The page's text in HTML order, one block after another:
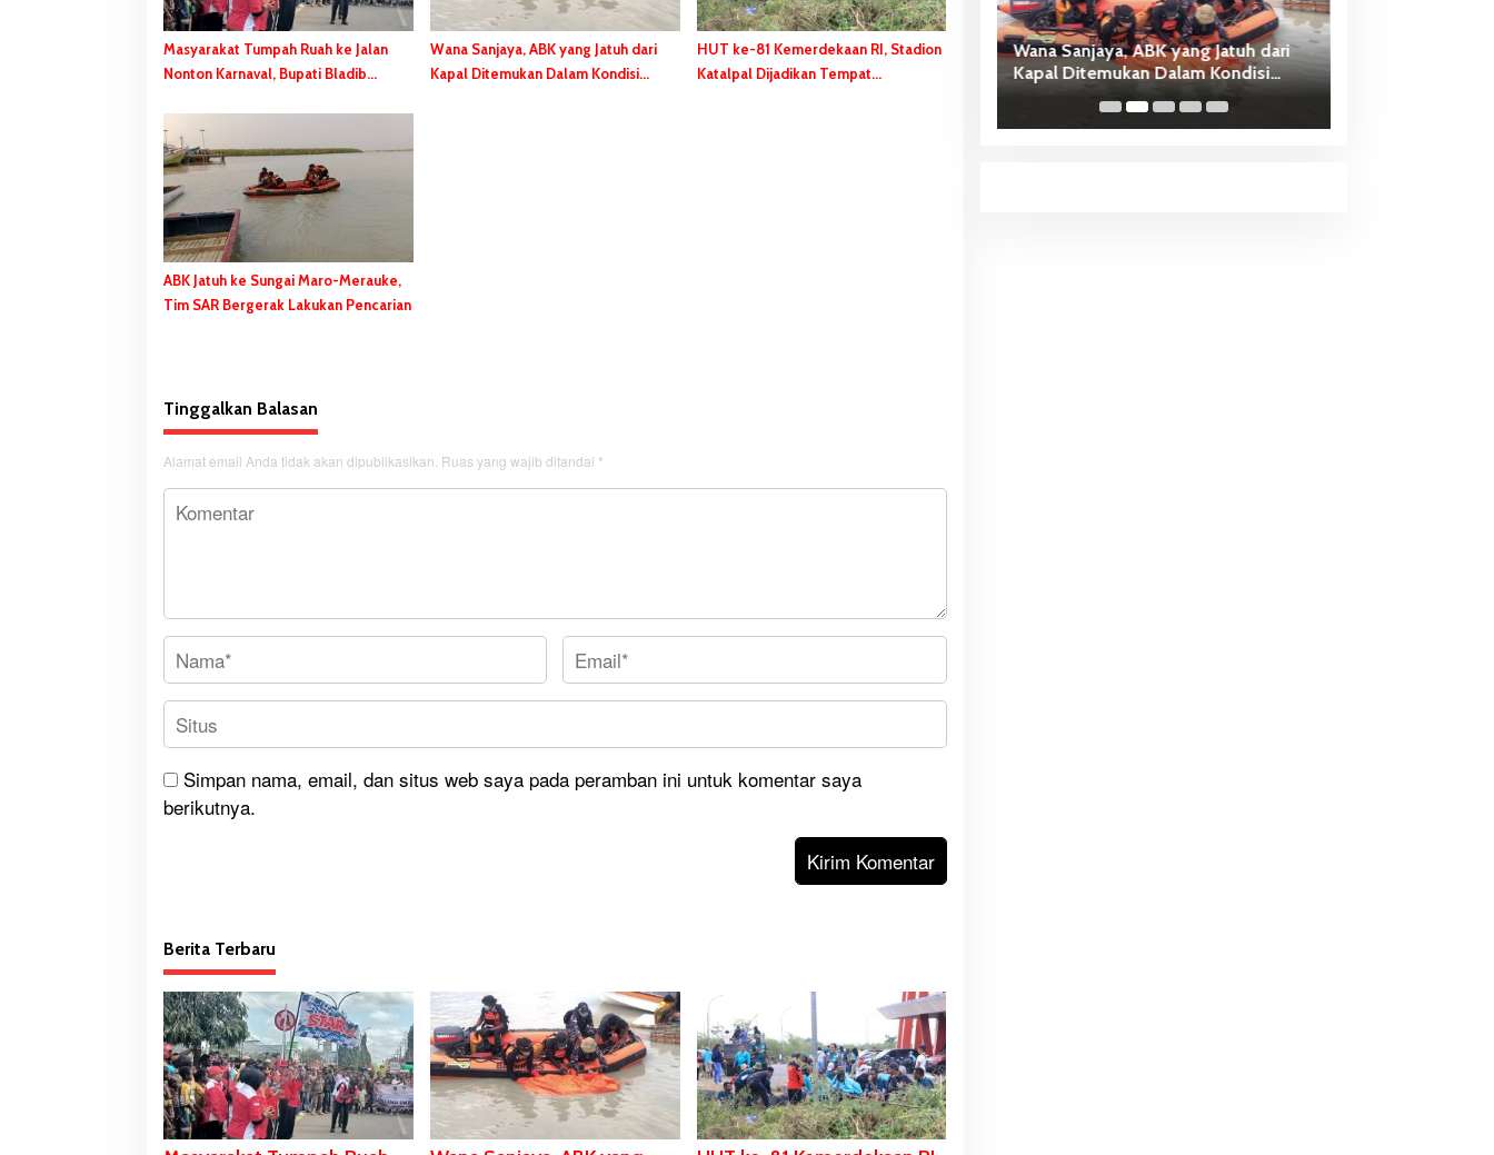
Masyarakat Tumpah Ruah ke Jalan
Nonton Karnaval, Bupati Bladib
Wana Sanjaya, ABK yang Jatuh dari
Kapal Ditemukan Dalam Kondisi
HUT ke-81 Kemerdekaan RI, Stadion
Katalpal Dijadikan Tempat
ABK Jatuh ke Sungai Maro-Merauke,
Tim SAR Bergerak Lakukan Pencarian
Tinggalkan Balasan
Alamat email Anda tidak akan dipublikasikan. Ruas yang wajib ditandai *
Simpan nama, email, dan situs web saya pada peramban ini untuk komentar saya
berikutnya.
Berita Terbaru
Masyarakat Tumpah Ruah ke Jalan
Nonton Karnaval, Bupati Bladib
Wana Sanjaya, ABK yang Jatuh dari
Kapal Ditemukan Dalam Kondisi
Meninggal Dunia